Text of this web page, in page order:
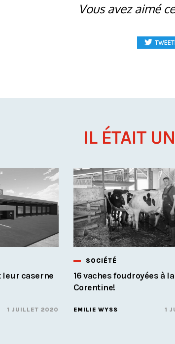
Vous avez aimé
IL ÉTAIT
leur caserne
1 JUILLET 2020
SOCIÉTÉ
16 vaches foudroyées à la
Corentine!
EMILIE WYSS 1